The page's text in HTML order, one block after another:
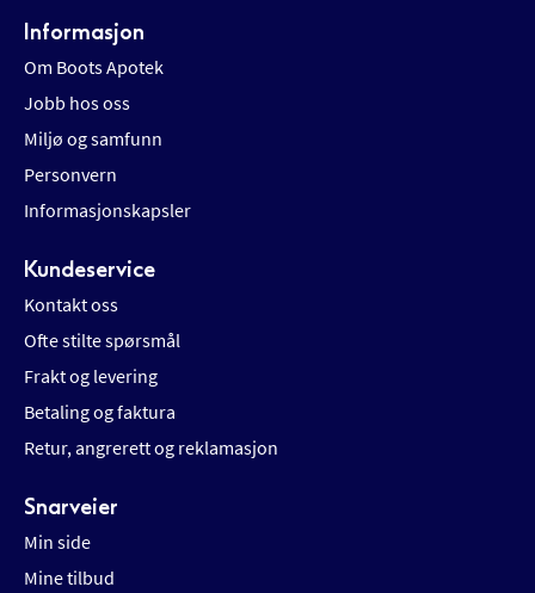
Informasjon
Om Boots Apotek
Jobb hos oss
Miljø og samfunn
Personvern
Informasjonskapsler
Kundeservice
Kontakt oss
Ofte stilte spørsmål
Frakt og levering
Betaling og faktura
Retur, angrerett og reklamasjon
Snarveier
Min side
Mine tilbud